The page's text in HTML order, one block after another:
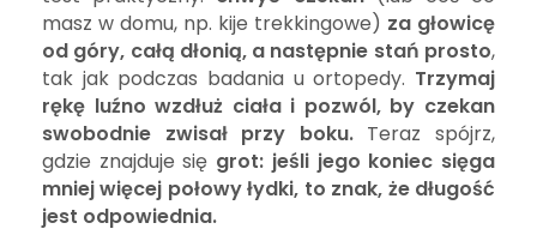
masz w domu, np. kije trekkingowe) za głowicę
od góry, całą dłonią, a następnie stań prosto,
tak jak podczas badania u ortopedy. Trzymaj
rękę luźno wzdłuż ciała i pozwól, by czekan
swobodnie zwisał przy boku.Teraz spójrz,
gdzie znajduje się grot: jeśli jego koniec sięga
mniej więcej połowy łydki, to znak, że długość
jest odpowiednia.